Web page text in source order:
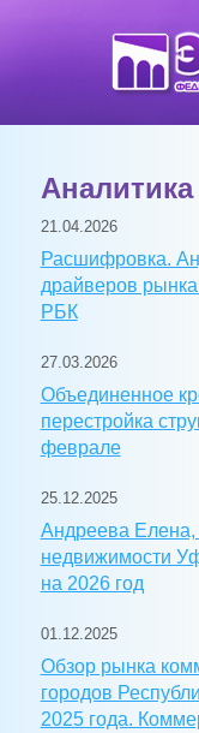
Аналитика
21.04.2026
Расшифровка.
драйверов
РБК
27.03.2026
Объединенное
перестройка
феврале
25.12.2025
Андреева Елена,
недвижимости
на 2026 год
01.12.2025
Обзор рынка
городов
2025 года.